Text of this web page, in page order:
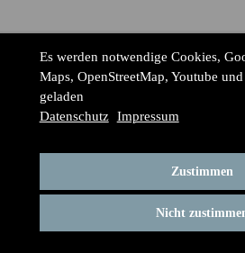
Es werden notwendige Cookies,
Maps, OpenStreetMap, Youtube
geladen
Datenschutz Impressum
Zustimmen
Nicht